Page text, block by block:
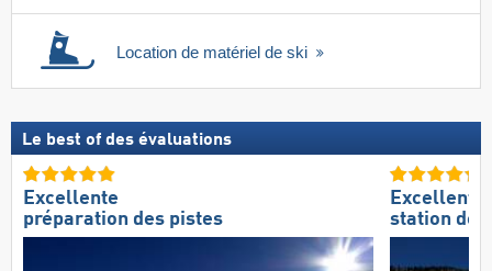
Location de matériel de ski
Le best of des évaluations
Excellente
préparation des pistes
Excellente
station de